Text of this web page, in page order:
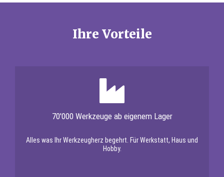
Ihre Vorteile
70'000 Werkzeuge ab eigenem Lager
Alles was Ihr Werkzeugherz begehrt. Für Werkstatt, Haus und
Hobby.